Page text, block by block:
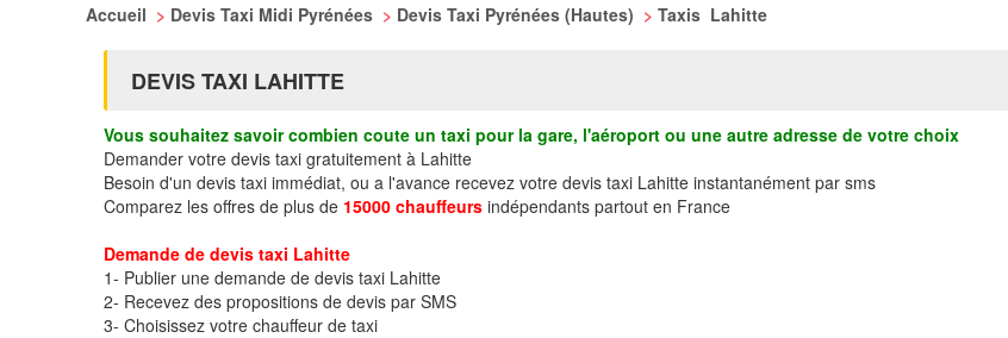
Accueil > Devis Taxi Midi Pyrénées > Devis Taxi Pyrénées (Hautes) > Taxis Lahitte
DEVIS TAXI LAHITTE
Vous souhaitez savoir combien coute un taxi pour la gare, l'aéroport ou une autre adresse de votre choix
Demander votre devis taxi gratuitement à Lahitte
Besoin d'un devis taxi immédiat, ou a l'avance recevez votre devis taxi Lahitte instantanément par sms
Comparez les offres de plus de 15000 chauffeurs indépendants partout en France
Demande de devis taxi Lahitte
1- Publier une demande de devis taxi Lahitte
2- Recevez des propositions de devis par SMS
3- Choisissez votre chauffeur de taxi